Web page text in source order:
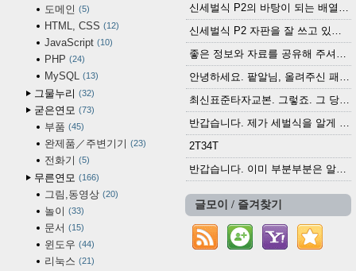
도메인 5
HTML, CSS 12
JavaScript 10
PHP 24
MySQL 13
그물누리 32
굳은연모 73
부품 45
완제품／주변기기 23
전화기 5
무른연모 166
그림,동영상 20
놀이 33
문서 15
윈도우 44
리눅스 21
신세벌식 P2의 바탕이 되는 배열이나 주요 기능...
신세벌식 P2 자판을 잘 쓰고 있습니다. 쓰기 편리...
좋은 정보와 자료를 공유해 주셔서 고맙습니다....
안녕하세요. 팥알님, 올려주신 패치 여러모로 감사...
최신표준타자교본. 그렇죠. 그 당시에 최신 표준...
반갑습니다. 제가 세벌식을 알게 되어 세벌식 써...
2T34T
반갑습니다. 이미 부분부분은 알려진 정보들이...
글모이 / 즐겨찾기